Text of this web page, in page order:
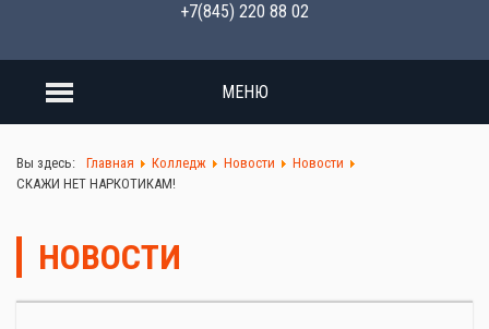
+7(845) 220 88 02
МЕНЮ
Вы здесь: Главная Колледж Новости
Новости
СКАЖИ НЕТ НАРКОТИКАМ!
НОВОСТИ